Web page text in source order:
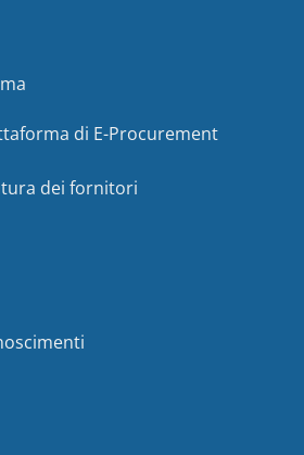
di E-Procurement
dei fornitori